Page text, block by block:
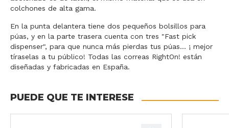
colchones de alta gama.
En la punta delantera tiene dos pequeños bolsillos para
púas, y en la parte trasera cuenta con tres "Fast pick
dispenser", para que nunca más pierdas tus púas... ¡ mejor
tíraselas a tu público! Todas las correas RightOn! están
diseñadas y fabricadas en España.
PUEDE QUE TE INTERESE